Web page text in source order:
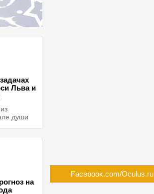
Льва и
души
на
Facebook.com/Oculus.ru